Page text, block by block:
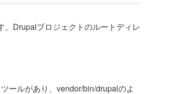
Drupalプロジェクトのルートディレ
ールがあり、vendor/bin/drupalのよ